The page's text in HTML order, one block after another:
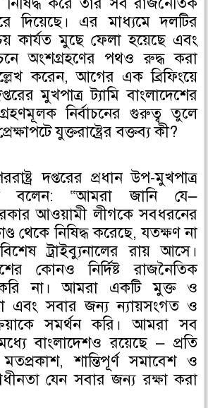
দিয়েছে। এর মাধ্যমে দলটির
কার্যত মুছে ফেলা হয়েছে এবং
অংশগ্রহণের পথও রুদ্ধ করা
করেন, আগের এক ব্রিফিংয়ে
মুখপাত্র ট্যামি বাংলাদেশের
নির্বাচনের গুরুত্ব তুলে
যুক্তরাষ্ট্রের বক্তব্য কী?
দপ্তরের প্রধান উপ-মুখপাত্র
বলেন: “আমরা জানি যে—
সরকার আওয়ামী লীগকে সবধরনের
থেকে নিষিদ্ধ করেছে, যতক্ষণ না
ট্রাইব্যুনালের রায় আসে।
কোনও নির্দিষ্ট রাজনৈতিক
না। আমরা একটি মুক্ত ও
এবং সবার জন্য ন্যায়সংগত ও
সমর্থন করি। আমরা সব
বাংলাদেশও রয়েছে — প্রতি
শান্তিপূর্ণ সমাবেশ ও
যেন সবার জন্য রক্ষা করা